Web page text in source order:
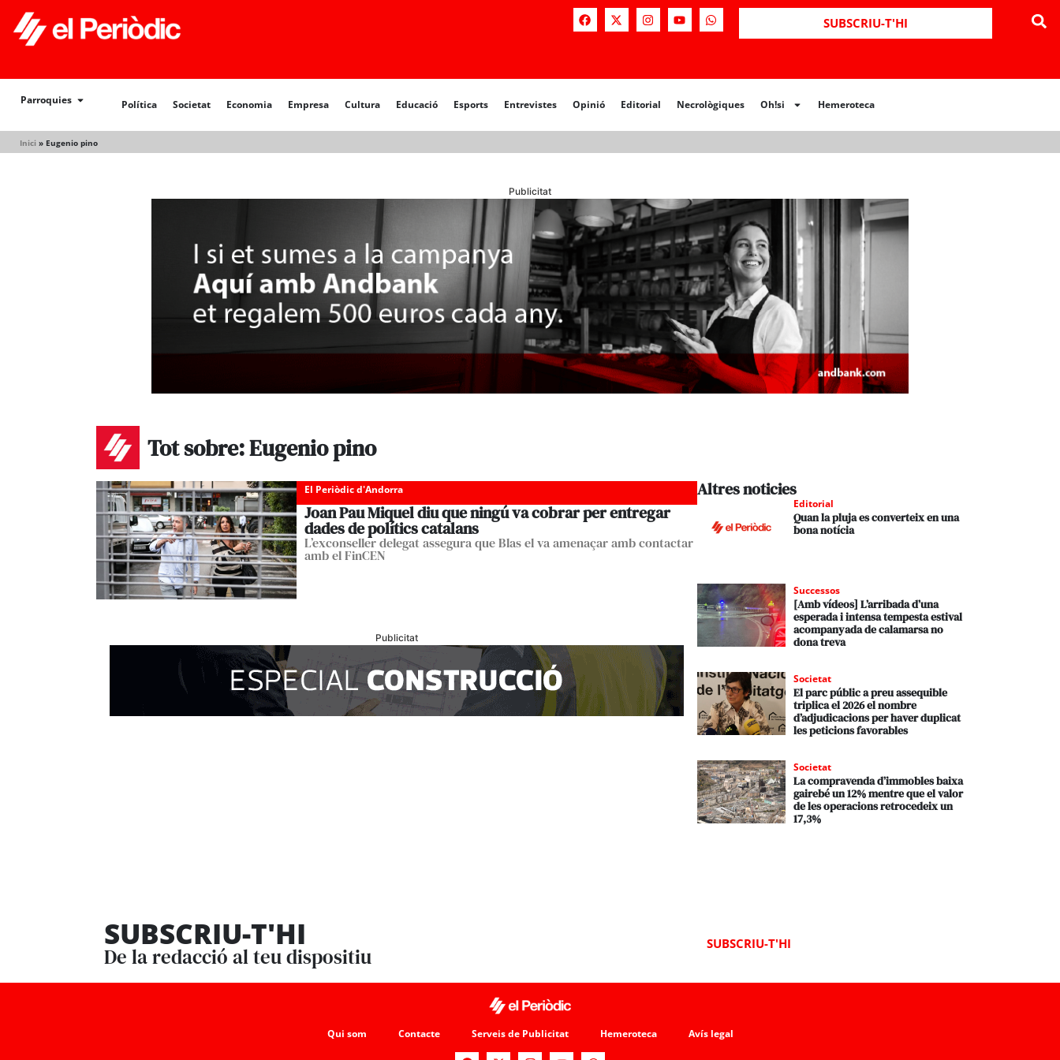
SUBSCRIU-T'HI
Parroquies Política Societat Economia Empresa Cultura Educació Esports Entrevistes Opinió Editorial Necrològiques Oh!si Hemeroteca
Inici » Eugenio pino
Política Societat Opinió Editorial Necrològiques Hemeroteca
Publicitat
Tot sobre: Eugenio pino
El Periòdic d'Andorra
Joan Pau Miquel diu que ningú va cobrar per entregar
dades de polítics catalans
L’exconseller delegat assegura que Blas el va amenaçar amb contactar
amb el FinCEN
Publicitat
Altres noticies
Editorial
Quan la pluja es converteix en una
bona notícia
Successos
[Amb vídeos] L’arribada d’una
esperada i intensa tempesta estival
acompanyada de calamarsa no
dona treva
Societat
El parc públic a preu assequible
triplica el 2026 el nombre
d’adjudicacions per haver duplicat
les peticions favorables
Societat
La compravenda d’immobles baixa
gairebé un 12% mentre que el valor
de les operacions retrocedeix un
17,3%
SUBSCRIU-T'HI
De la redacció al teu dispositiu
SUBSCRIU-T'HI
Qui som Contacte Serveis de Publicitat Hemeroteca Avís legal